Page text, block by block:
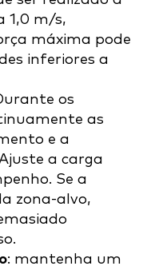
1,0 m/s,
máxima pode
inferiores a
os
as
e a
a carga
Se a
zona-alvo,
: mantenha um